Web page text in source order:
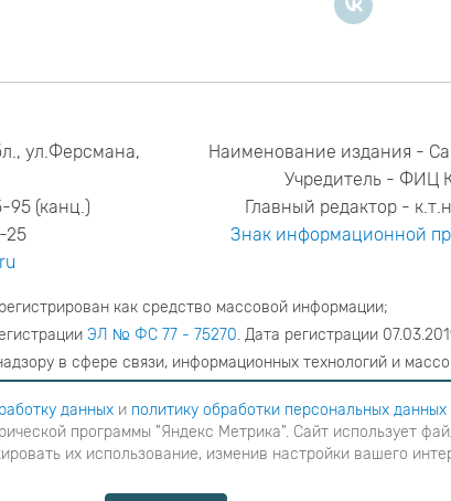
ул.Ферсмана,
95 (канц.)
25
Наименование издания -
Учредитель - ФИЦ
Главный редактор -
Знак информационной
как средство массовой информации;
ЭЛ № ФС 77 - 75270. Дата регистрации
в сфере связи, информационных технологий и
ya.stogova@ksc.ru телефон редакции81555-79-516
на обработку данных
в ином случае вам
программы "Яндекс Метрика". Сайт использует файлы cookies для взаимодействия с
данныхи политику обработки персональных данных
программы "Яндекс Метрика". Сайт использует
их использование, изменив настройки вашего